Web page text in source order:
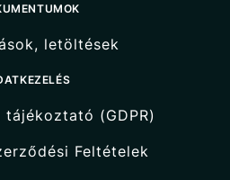
letöltések
(GDPR)
Feltételek